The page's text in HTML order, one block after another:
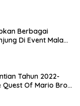
Berbagai
Di Event Malam
Tahun 2022-
Quest Of Mario Bros